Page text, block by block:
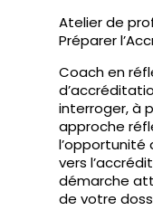
Atelier de
Préparer
Coach en
interroger, à
approche
l’opportunité
vers
démarche
de votre